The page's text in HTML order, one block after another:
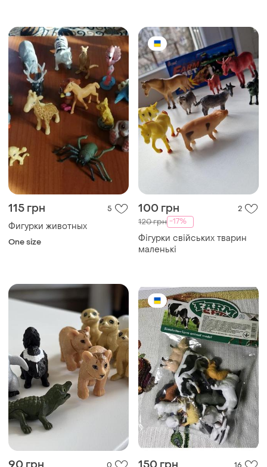
115 грн 5
Фигурки животных
One size
100 грн 2
120 грн -17%
Фігурки свійських тварин
маленькі